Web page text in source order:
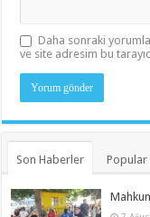
Daha sonraki
ve site adresim bu
Son Haberler Popular